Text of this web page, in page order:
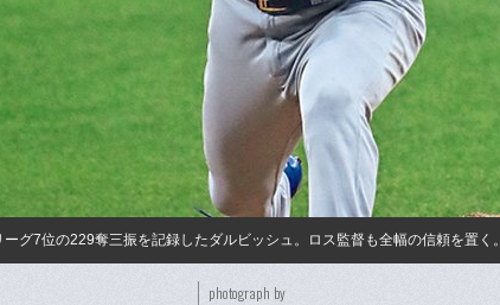
グ7位の229奪三振を記録したダルビッシュ。ロス監督も全幅の信頼を置く。
photograph by